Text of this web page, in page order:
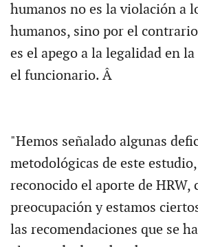
humanos no es la violación a
humanos, sino por el
es el apego a la legalidad en
el funcionario. Â
"Hemos señalado algunas
metodológicas de este
reconocido el aporte de HRW,
preocupación y estamos
las recomendaciones que se